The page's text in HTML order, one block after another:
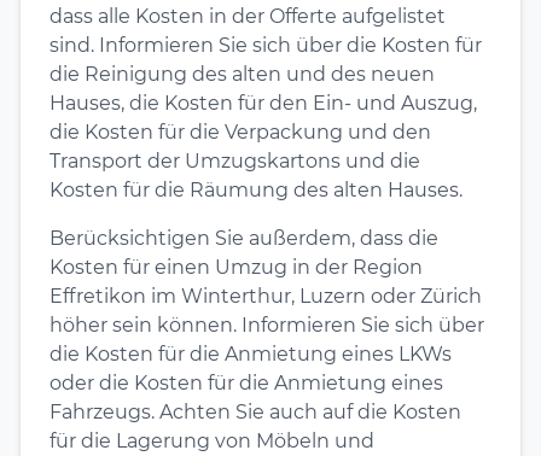
dass alle Kosten in der Offerte aufgelistet
sind. Informieren Sie sich über die Kosten für
die Reinigung des alten und des neuen
Hauses, die Kosten für den Ein- und Auszug,
die Kosten für die Verpackung und den
Transport der Umzugskartons und die
Kosten für die Räumung des alten Hauses.
Berücksichtigen Sie außerdem, dass die
Kosten für einen Umzug in der Region
Effretikon im Winterthur, Luzern oder Zürich
höher sein können. Informieren Sie sich über
die Kosten für die Anmietung eines LKWs
oder die Kosten für die Anmietung eines
Fahrzeugs. Achten Sie auch auf die Kosten
für die Lagerung von Möbeln und